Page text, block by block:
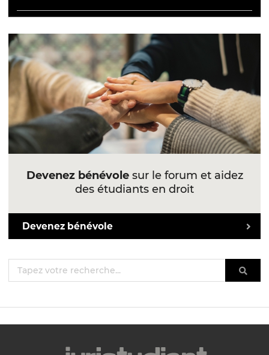
Devenez bénévolesur le forum et aidez
des étudiants en droit
Devenez bénévole